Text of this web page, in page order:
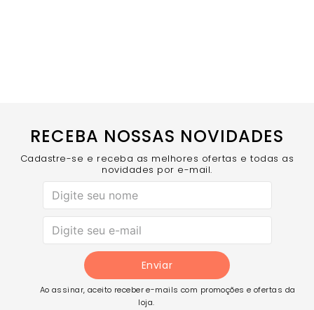
RECEBA NOSSAS NOVIDADES
Cadastre-se e receba as melhores ofertas e todas as
novidades por e-mail.
Enviar
Ao assinar, aceito receber e-mails com promoções e ofertas da
loja.